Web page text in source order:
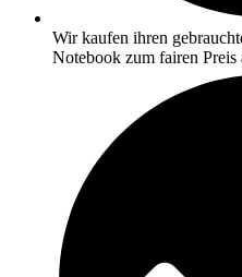
Wir kaufen ihren
Notebook zum fairen Preis